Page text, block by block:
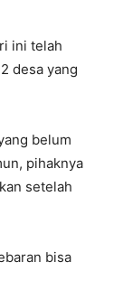
ini telah
desa yang
belum
pihaknya
setelah
bisa